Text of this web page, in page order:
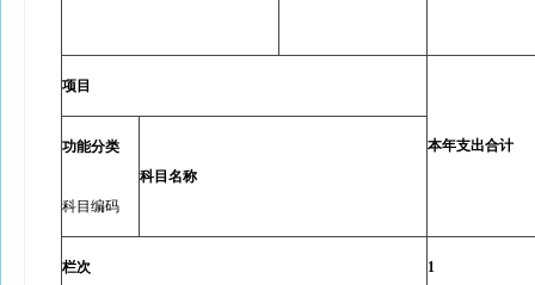
项目
本年支出合计
功能分类
科目编码
科目名称
栏次 1